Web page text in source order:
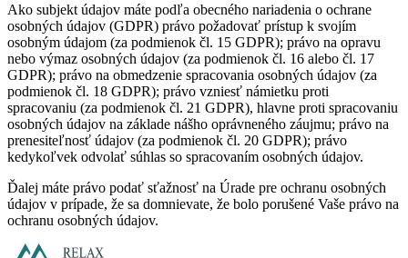
Ako subjekt údajov máte podľa obecného nariadenia o ochrane
osobných údajov (GDPR) právo požadovať prístup k svojím
osobným údajom (za podmienok čl. 15 GDPR); právo na opravu
nebo výmaz osobných údajov (za podmienok čl. 16 alebo čl. 17
GDPR); právo na obmedzenie spracovania osobných údajov (za
podmienok čl. 18 GDPR); právo vzniesť námietku proti
spracovaniu (za podmienok čl. 21 GDPR), hlavne proti spracovaniu
osobných údajov na základe nášho oprávneného záujmu; právo na
prenesiteľnosť údajov (za podmienok čl. 20 GDPR); právo
kedykoľvek odvolať súhlas so spracovaním osobných údajov.
Ďalej máte právo podať sťažnosť na Úrade pre ochranu osobných
údajov v prípade, že sa domnievate, že bolo porušené Vaše právo na
ochranu osobných údajov.